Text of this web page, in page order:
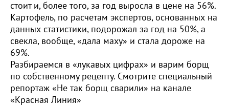
стоит и, более того, за год выросла в цене на 56%.
Картофель, по расчетам экспертов, основанных на
данных статистики, подорожал за год на 50%, а
свекла, вообще, «дала маху» и стала дороже на
69%.
Разбираемся в «лукавых цифрах» и варим борщ
по собственному рецепту. Смотрите специальный
репортаж «Не так борщ сварили» на канале
«Красная Линия»